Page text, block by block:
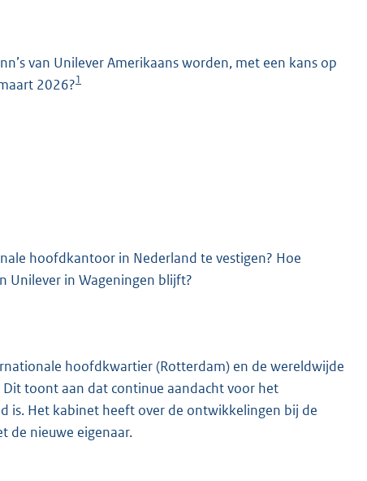
van Unilever Amerikaans worden, met een kans op
2026?1
hoofdkantoor in Nederland te vestigen? Hoe
Unilever in Wageningen blijft?
hoofdkwartier (Rotterdam) en de wereldwijde
toont aan dat continue aandacht voor het
is. Het kabinet heeft over de ontwikkelingen bij de
de nieuwe eigenaar.